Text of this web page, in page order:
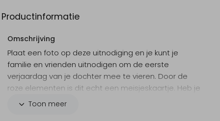
Productinformatie
Omschrijving
Plaat een foto op deze uitnodiging en je kunt je
familie en vrienden uitnodigen om de eerste
verjaardag van je dochter mee te vieren. Door de
roze elementen is dit echt een meisjeskaartje. Heb je
ook de hartjes op de achterkant gezien?
Toon meer